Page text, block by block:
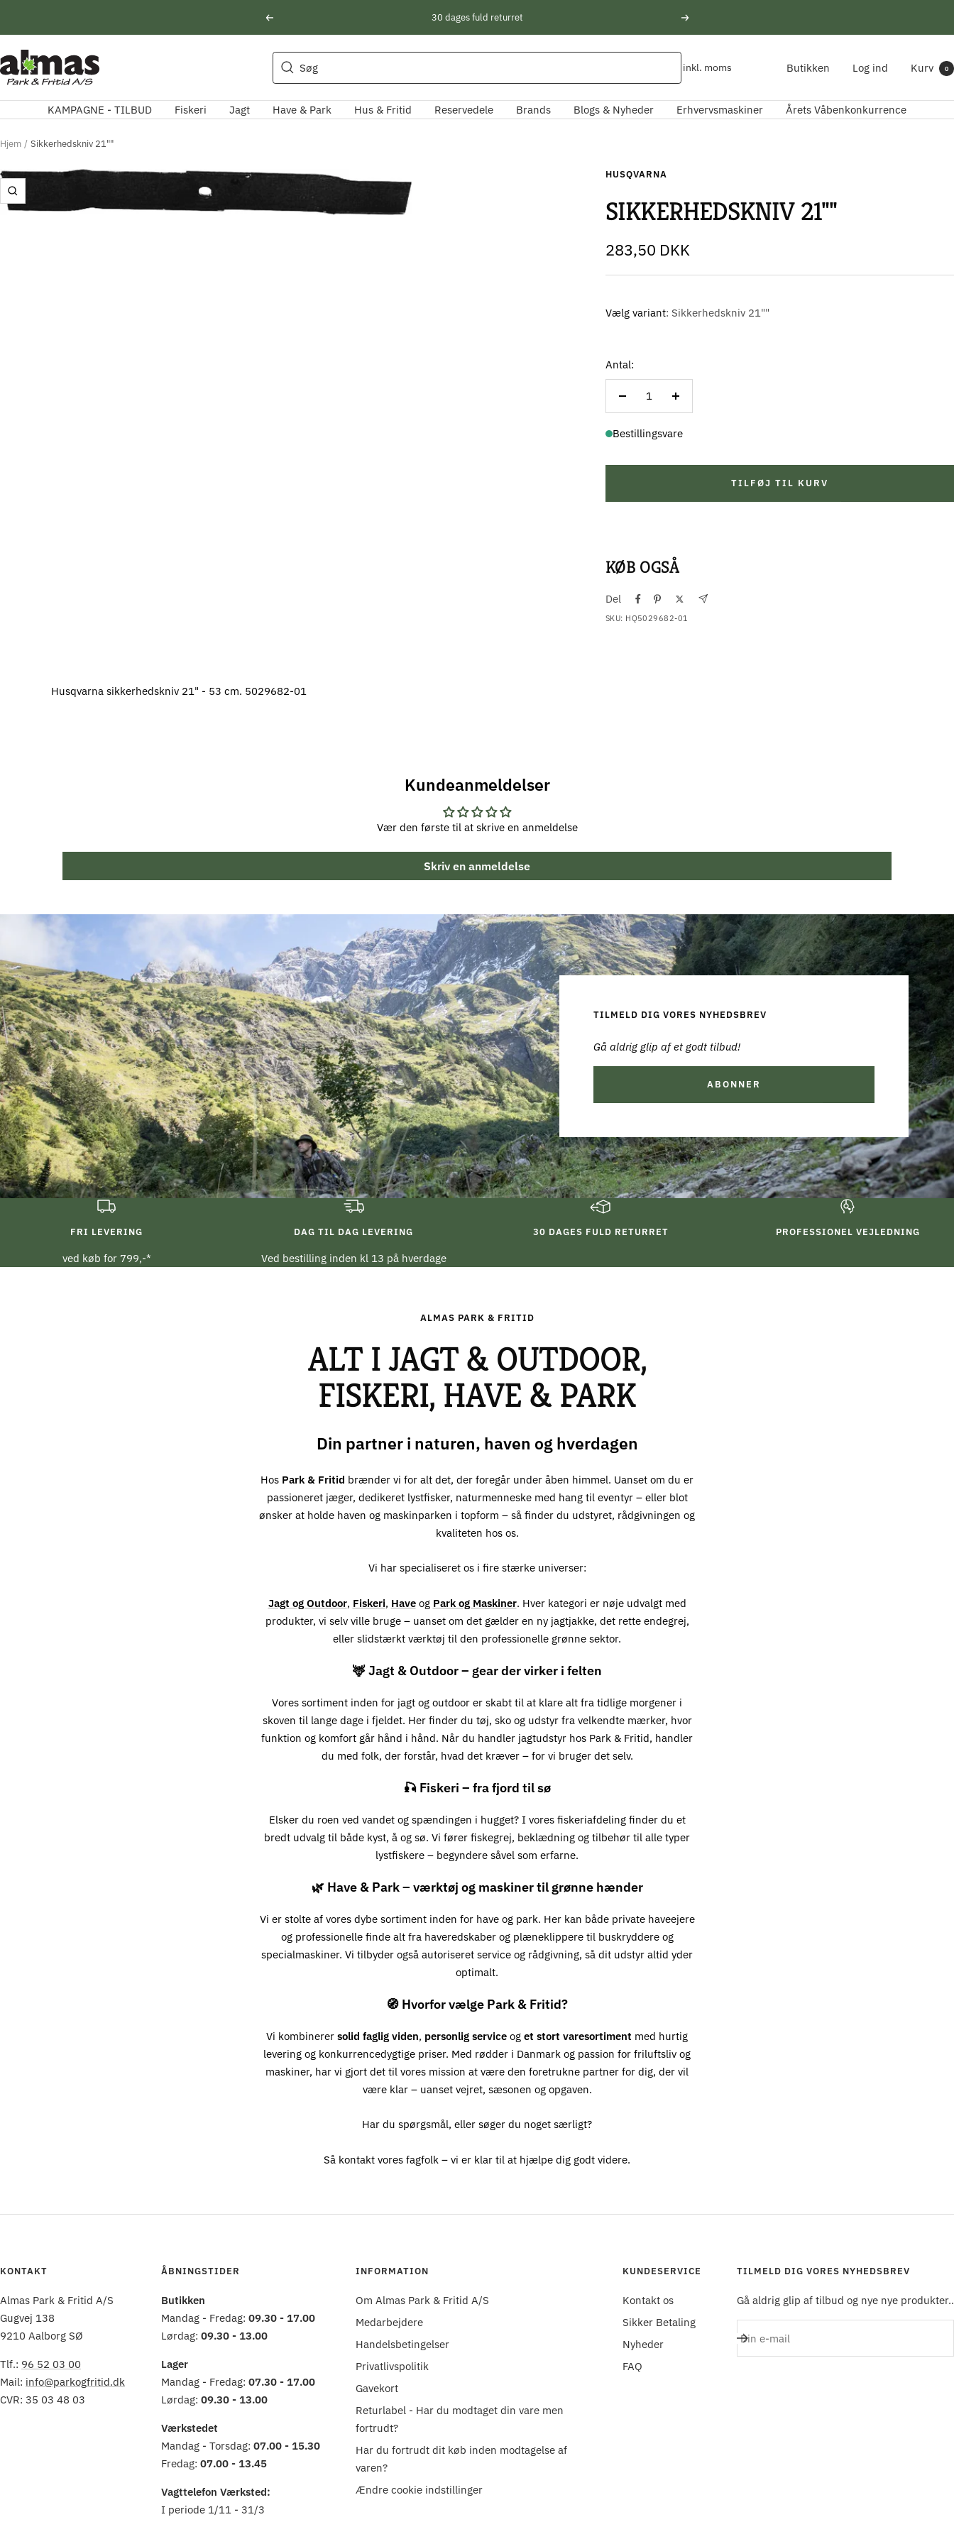
Forrige 30 dages fuld returret Næste
Søg
Almas
Park
inkl. moms Butikken Log ind Kurv 0
KAMPAGNE - TILBUD Fiskeri Jagt Have & Park Hus & Fritid Reservedele Brands Blogs & Nyheder Erhvervsmaskiner Årets Våbenkonkurrence
Hjem Sikkerhedskniv 21""
Zoom
HUSQVARNA
SIKKERHEDSKNIV 21""
Tilbudspris
283,50 DKK
Vælg variant Sikkerhedskniv 21""
Antal:
Reducer
Forøg
Bestillingsvare
TILFØJ TIL KURV
KØB OGSÅ
Del
SKU: HQ5029682-01
Husqvarna sikkerhedskniv 21" - 53 cm. 5029682-01
Kundeanmeldelser
Vær den første til at skrive en anmeldelse
Skriv en anmeldelse
TILMELD DIG VORES NYHEDSBREV
Gå aldrig glip af et godt tilbud!
ABONNER
FRI LEVERING
ved køb for 799,-*
DAG TIL DAG LEVERING
Ved bestilling inden kl 13 på hverdage
30 DAGES FULD RETURRET PROFESSIONEL VEJLEDNING
ALMAS PARK & FRITID
ALT I JAGT & OUTDOOR,
FISKERI, HAVE & PARK
Din partner i naturen, haven og hverdagen
Hos Park & Fritid brænder vi for alt det, der foregår under åben himmel. Uanset om du er
passioneret jæger, dedikeret lystfisker, naturmenneske med hang til eventyr – eller blot
ønsker at holde haven og maskinparken i topform – så finder du udstyret, rådgivningen og
kvaliteten hos os.
Vi har specialiseret os i fire stærke universer:
Jagt og Outdoor, Fiskeri, Haveog Park og Maskiner. Hver kategori er nøje udvalgt med
produkter, vi selv ville bruge – uanset om det gælder en ny jagtjakke, det rette endegrej,
eller slidstærkt værktøj til den professionelle grønne sektor.
🦌 Jagt & Outdoor – gear der virker i felten
Vores sortiment inden for jagt og outdoor er skabt til at klare alt fra tidlige morgener i
skoven til lange dage i fjeldet. Her finder du tøj, sko og udstyr fra velkendte mærker, hvor
funktion og komfort går hånd i hånd. Når du handler jagtudstyr hos Park & Fritid, handler
du med folk, der forstår, hvad det kræver – for vi bruger det selv.
🎣 Fiskeri – fra fjord til sø
Elsker du roen ved vandet og spændingen i hugget? I vores fiskeriafdeling finder du et
bredt udvalg til både kyst, å og sø. Vi fører fiskegrej, beklædning og tilbehør til alle typer
lystfiskere – begyndere såvel som erfarne.
🌿 Have & Park – værktøj og maskiner til grønne hænder
Vi er stolte af vores dybe sortiment inden for have og park. Her kan både private haveejere
og professionelle finde alt fra haveredskaber og plæneklippere til buskryddere og
specialmaskiner. Vi tilbyder også autoriseret service og rådgivning, så dit udstyr altid yder
optimalt.
🧭 Hvorfor vælge Park & Fritid?
Vi kombinerer solid faglig viden, personlig service og et stort varesortiment med hurtig
levering og konkurrencedygtige priser. Med rødder i Danmark og passion for friluftsliv og
maskiner, har vi gjort det til vores mission at være den foretrukne partner for dig, der vil
være klar – uanset vejret, sæsonen og opgaven.
Har du spørgsmål, eller søger du noget særligt?
Så kontakt vores fagfolk – vi er klar til at hjælpe dig godt videre.
KONTAKT
Almas Park & Fritid A/S
Gugvej 138
9210 Aalborg SØ
Tlf.: 96 52 03 00
Mail: info@parkogfritid.dk
CVR: 35 03 48 03
ÅBNINGSTIDER
Butikken
Mandag - Fredag: 09.30 - 17.00
Lørdag: 09.30 - 13.00
Lager
Mandag - Fredag: 07.30 - 17.00
Lørdag: 09.30 - 13.00
Værkstedet
Mandag - Torsdag: 07.00 - 15.30
Fredag: 07.00 - 13.45
Vagttelefon Værksted:
I periode 1/11 - 31/3
INFORMATION
Om Almas Park & Fritid A/S
Medarbejdere
Handelsbetingelser
Privatlivspolitik
Gavekort
Returlabel - Har du modtaget din vare men
fortrudt?
Har du fortrudt dit køb inden modtagelse af
varen?
Ændre cookie indstillinger
KUNDESERVICE
Kontakt os
Sikker Betaling
Nyheder
FAQ
TILMELD DIG VORES NYHEDSBREV
Gå aldrig glip af tilbud og nye nye produkter..
Din e-mail
Søgeforslag
Husqvarna motorsav
Kikkert
Natoptik